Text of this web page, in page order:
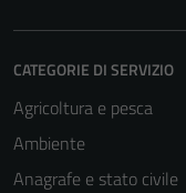
CATEGORIE DI SERVIZIO
Agricoltura e pesca
Ambiente
Anagrafe e stato civile